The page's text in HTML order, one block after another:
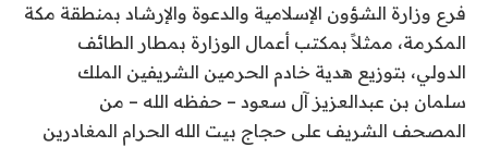
فرع وزارة الشؤون الإسلامية والدعوة والإرشاد بمنطقة مكة
المكرمة، ممثلاً بمكتب أعمال الوزارة بمطار الطائف
الدولي، بتوزيع هدية خادم الحرمين الشريفين الملك
سلمان بن عبدالعزيز آل سعود – حفظه الله – من
المصحف الشريف على حجاج بيت الله الحرام المغادرين